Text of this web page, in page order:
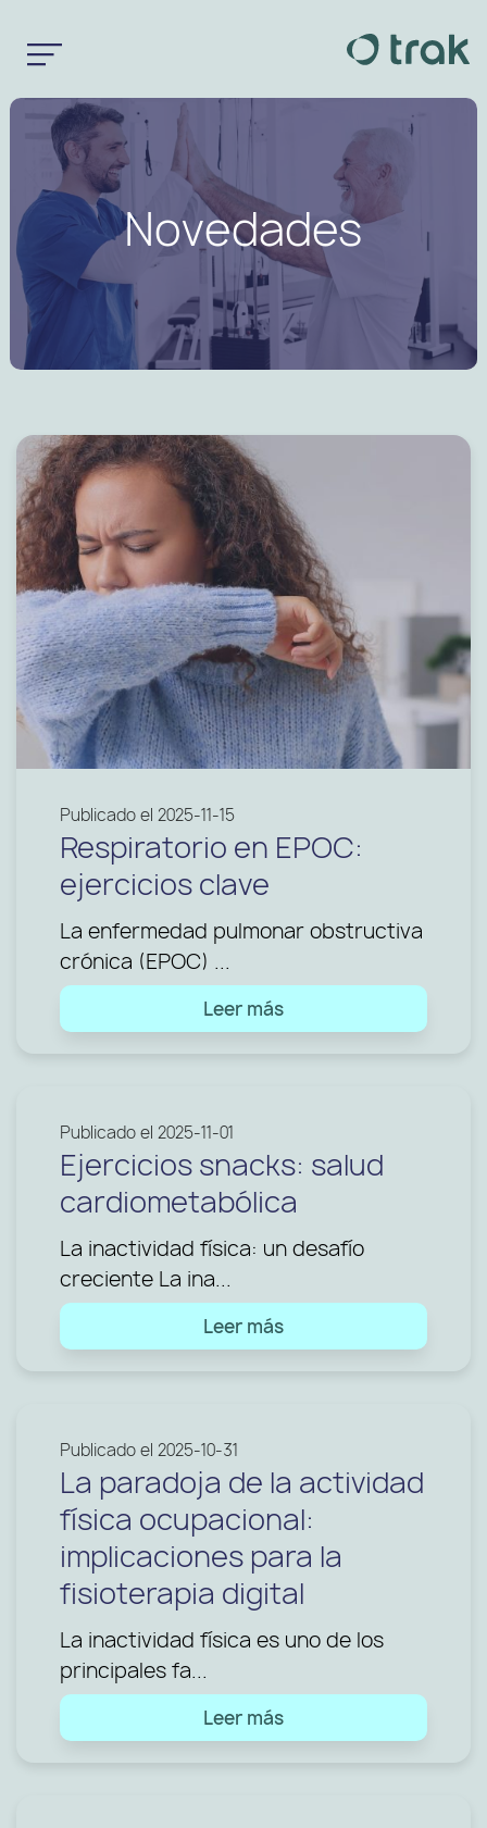
Novedades
Publicado el 2025-11-15
Respiratorio en EPOC:
ejercicios clave
La enfermedad pulmonar obstructiva
crónica (EPOC) ...
Leer más
Publicado el 2025-11-01
Ejercicios snacks: salud
cardiometabólica
La inactividad física: un desafío
creciente La ina...
Leer más
Publicado el 2025-10-31
La paradoja de la actividad
física ocupacional:
implicaciones para la
fisioterapia digital
La inactividad física es uno de los
principales fa...
Leer más